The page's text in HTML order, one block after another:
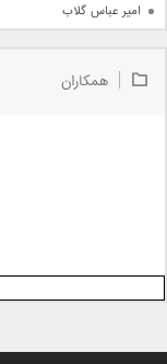
امیر عباس گلاب
امیر علی
ایمان غلامی
بابک جهانبخش
همکاران